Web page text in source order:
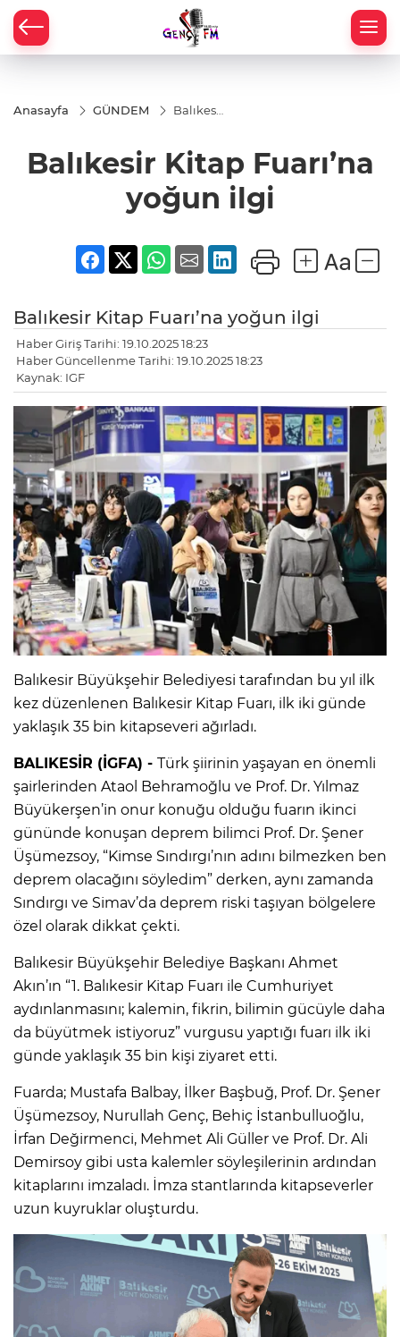
Anasayfa GÜNDEM
Balıkesir
yoğun
ilgi
Balıkesir Kitap Fuarı’na
yoğun ilgi
Balıkesir Kitap Fuarı’na yoğun ilgi
Haber Giriş Tarihi: 19.10.2025 18:23
Haber Güncellenme Tarihi: 19.10.2025 18:23
Kaynak: IGF
Balıkesir Büyükşehir Belediyesi tarafından bu yıl ilk
kez düzenlenen Balıkesir Kitap Fuarı, ilk iki günde
yaklaşık 35 bin kitapseveri ağırladı.
BALIKESİR (İGFA) - Türk şiirinin yaşayan en önemli
şairlerinden Ataol Behramoğlu ve Prof. Dr. Yılmaz
Büyükerşen’in onur konuğu olduğu fuarın ikinci
gününde konuşan deprem bilimci Prof. Dr. Şener
Üşümezsoy, “Kimse Sındırgı’nın adını bilmezken ben
deprem olacağını söyledim” derken, aynı zamanda
Sındırgı ve Simav’da deprem riski taşıyan bölgelere
özel olarak dikkat çekti.
Balıkesir Büyükşehir Belediye Başkanı Ahmet
Akın’ın “1. Balıkesir Kitap Fuarı ile Cumhuriyet
aydınlanmasını; kalemin, fikrin, bilimin gücüyle daha
da büyütmek istiyoruz” vurgusu yaptığı fuarı ilk iki
günde yaklaşık 35 bin kişi ziyaret etti.
Fuarda; Mustafa Balbay, İlker Başbuğ, Prof. Dr. Şener
Üşümezsoy, Nurullah Genç, Behiç İstanbulluoğlu,
İrfan Değirmenci, Mehmet Ali Güller ve Prof. Dr. Ali
Demirsoy gibi usta kalemler söyleşilerinin ardından
kitaplarını imzaladı. İmza stantlarında kitapseverler
uzun kuyruklar oluşturdu.